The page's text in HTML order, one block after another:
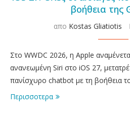
βοήθεια της
απο Kostas Gliatiotis
Στο WWDC 2026, η Apple
ανανεωμένη Siri στο iOS 27,
πανίσχυρο chatbot με τη βοήθεια
Περισσοτερα